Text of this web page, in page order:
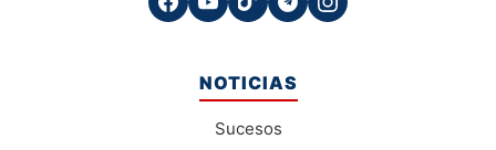
NOTICIAS
Sucesos